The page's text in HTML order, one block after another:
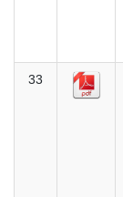
33